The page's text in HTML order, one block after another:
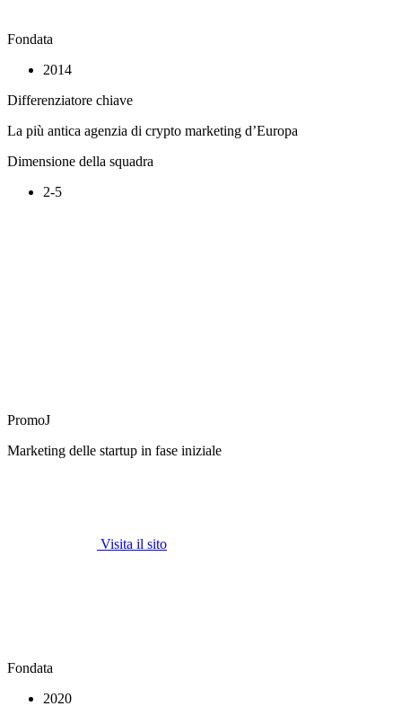
Fondata
2014
Differenziatore chiave
La più antica agenzia di crypto marketing d’Europa
Dimensione della squadra
2-5
PromoJ
Marketing delle startup in fase iniziale
Visita il sito
Fondata
2020